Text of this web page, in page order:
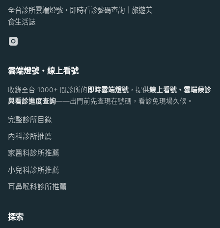
全台診所雲端燈號・即時看診號碼查詢｜旅遊美
食生活誌
雲端燈號・線上看號
收錄全台 1000+ 間診所的 即時雲端燈號 ，提供線上看號、雲端候診
與看診進度查詢——出門前先查現在號碼，看診免現場久候。
完整診所目錄
內科診所推薦
家醫科診所推薦
小兒科診所推薦
耳鼻喉科診所推薦
探索